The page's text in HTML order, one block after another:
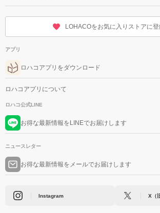
LOHACOをお気に入りストアに
アプリ
ロハコアプリをダウンロード
ロハコアプリについて
ロハコ公式LINE
お得な最新情報をLINEでお届けします
ニュースレター
お得な最新情報をメールでお届けします
Instagram X（